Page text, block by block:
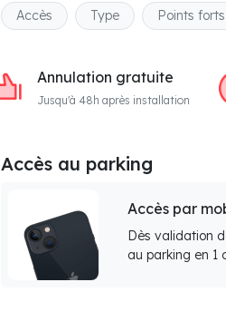
Accès Type Points forts
Annulation gratuite
Jusqu'à 48h après installation
Accès au parking
Accès par
Dès validation
au parking en 1